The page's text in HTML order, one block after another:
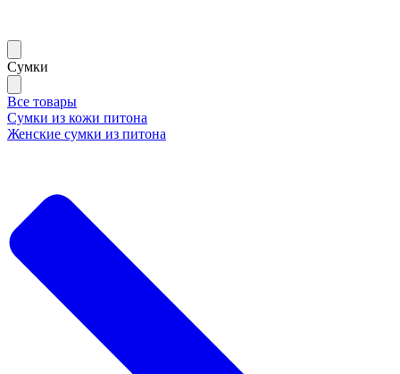
Сумки
Все товары
Сумки из кожи питона
Женские сумки из питона